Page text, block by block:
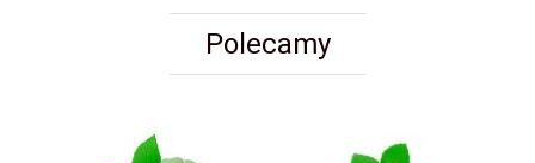
Polecamy